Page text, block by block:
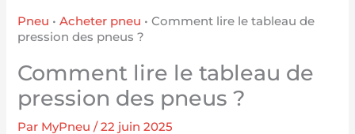
Pneu •Acheter pneu •Comment lire le tableau de
pression des pneus ?
Comment lire le tableau de
pression des pneus ?
Par MyPneu/22 juin 2025